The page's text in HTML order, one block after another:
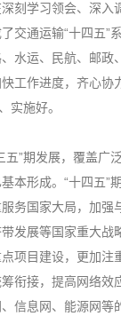
刻学习领会、深入
交通运输“十四五”
水运、民航、邮政
工作进度，齐心协
实施好。
五”期发展，覆盖广
本形成。“十四五”
务国家大局，加强
发展等国家重大战
项目建设，更加注
衔接，提高网络效
信息网、能源网等